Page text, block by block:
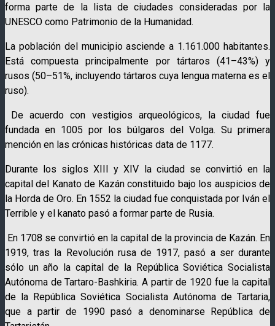
forma parte de la lista de ciudades consideradas por la
UNESCO como Patrimonio de la Humanidad.
La población del municipio asciende a 1.161.000 habitantes.
Está compuesta principalmente por tártaros (41–43%) y
rusos (50–51%, incluyendo tártaros cuya lengua materna es el
ruso).
De acuerdo con vestigios arqueológicos, la ciudad fue
fundada en 1005 por los búlgaros del Volga. Su primera
mención en las crónicas históricas data de 1177.
Durante los siglos XIII y XIV la ciudad se convirtió en la
capital del Kanato de Kazán constituido bajo los auspicios de
la Horda de Oro. En 1552 la ciudad fue conquistada por Iván el
Terrible y el kanato pasó a formar parte de Rusia.
En 1708 se convirtió en la capital de la provincia de Kazán. En
1919, tras la Revolución rusa de 1917, pasó a ser durante
sólo un año la capital de la República Soviética Socialista
Autónoma de Tartaro-Bashkiria. A partir de 1920 fue la capital
de la República Soviética Socialista Autónoma de Tartaria,
que a partir de 1990 pasó a denominarse República de